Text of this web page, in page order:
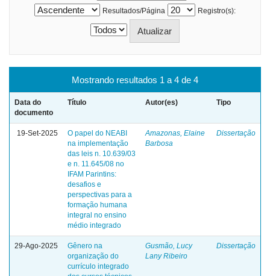
Resultados/Página
Registro(s):
Mostrando resultados 1 a 4 de 4
Data do
documento
Título Autor(es) Tipo
19-Set-2025
O papel do NEABI
na implementação
das leis n. 10.639/03
e n. 11.645/08 no
IFAM Parintins:
desafios e
perspectivas para a
formação humana
integral no ensino
médio integrado
Amazonas, Elaine
Barbosa
Dissertação
29-Ago-2025
Gênero na
organização do
currículo integrado
Gusmão, Lucy
Lany Ribeiro
Dissertação